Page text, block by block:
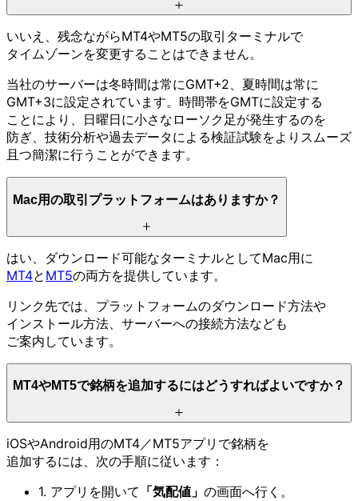
いいえ、 残念ながらMT4やMT5の取引ターミナルで
タイムゾーンを変更する ことはできません。
当社のサーバーは冬時間は常にGMT+2、 夏時間は常に
GMT+3に設定されています。 時間帯をGMTに設定する
ことにより、 日曜日に小さな ローソク足が発生するのを
防ぎ、 技術分析や過去データによる検証試験をより スムーズ
且つ簡潔に行うことができます。
Mac用の取引プラットフォームはありますか？
はい、 ダウンロード可能なターミナルと してMac用に
MT4と MT5の両方を提供しています。
リンク先では、 プラットフォームのダウンロード方法や
インストール方法、 サーバーへの接続方法なども
ご案内しています。
MT4やMT5で銘柄を追加するにはどうすればよいですか？
iOSやAndroid用のMT4／MT5アプリで銘柄を
追加するには、 次の手順に従います：
1. アプリを開いて 「気配値」 の画面へ行く。